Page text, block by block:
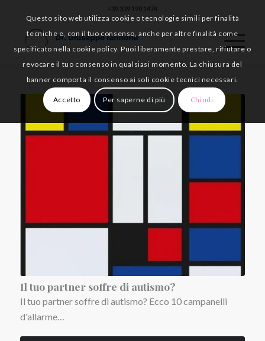
+39 339 190 1474
Il tuo partner soffre di autismo?
Il tuo partner soffre di autismo? Ecco 10 campanelli
d'allarme…
Questo sito web utilizza cookie o tecnologie simili per finalità
tecniche e, con il tuo consenso, anche per altre finalità come
specificato nella cookie policy. Puoi liberamente prestare, rifiutare o
revocare il tuo consenso in qualsiasi momento. La chiusura del
banner comporta il consenso ai soli cookie tecnici necessari.
Accetto Per saperne di più Chiudi